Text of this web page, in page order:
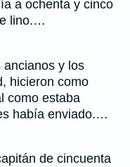
a ochenta y cinco
lino.…
ancianos y los
hicieron como
como estaba
había enviado.…
de cincuenta